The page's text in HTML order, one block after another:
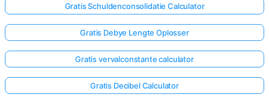
Gratis Schuldenconsolidatie Calculator
Gratis Debye Lengte Oplosser
Gratis vervalconstante calculator
Gratis Decibel Calculator